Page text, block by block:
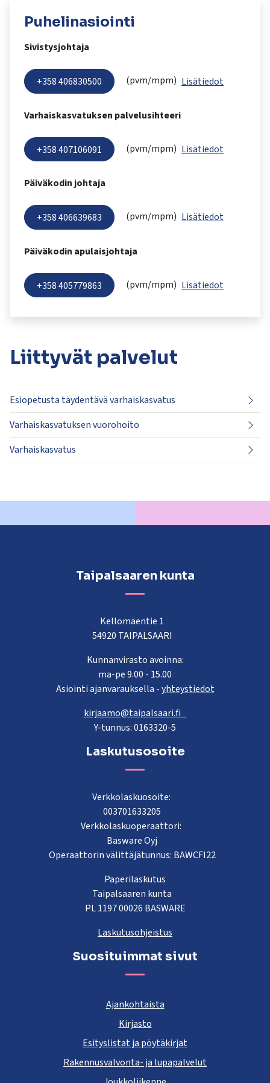
Puhelinasiointi
Sivistysjohtaja
+358 406830500 (pvm/mpm) Lisätiedot
Varhaiskasvatuksen palvelusihteeri
+358 407106091 (pvm/mpm) Lisätiedot
Päiväkodin johtaja
+358 406639683 (pvm/mpm) Lisätiedot
Päiväkodin apulaisjohtaja
+358 405779863 (pvm/mpm) Lisätiedot
Liittyvät palvelut
Esiopetusta täydentävä varhaiskasvatus
Varhaiskasvatuksen vuorohoito
Varhaiskasvatus
Taipalsaaren kunta
Kellomäentie 1
54920 TAIPALSAARI
Kunnanvirasto avoinna:
ma-pe 9.00 - 15.00
Asiointi ajanvarauksella -yhteystiedot
kirjaamo@taipalsaari.fi
Y-tunnus: 0163320-5
Laskutusosoite
Verkkolaskuosoite:
003701633205
Verkkolaskuoperaattori:
Basware Oyj
Operaattorin välittäjätunnus: BAWCFI22
Paperilaskutus
Taipalsaaren kunta
PL 1197 00026 BASWARE
Laskutusohjeistus
Suosituimmat sivut
Ajankohtaista
Kirjasto
Esityslistat ja pöytäkirjat
Rakennusvalvonta- ja lupapalvelut